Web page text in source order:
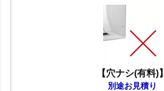
【穴ナシ(有料)】
別途お見積り